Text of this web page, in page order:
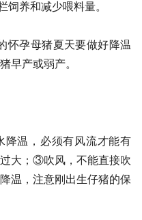
饲养和减少喂料量。
怀孕母猪夏天要做好降温
早产或弱产。
温，必须有风流才能有
大；③吹风，不能直接吹
温，注意刚出生仔猪的保